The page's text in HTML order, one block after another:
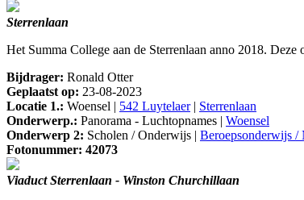
Sterrenlaan
Het Summa College aan de Sterrenlaan anno 2018.
Bijdrager: Ronald Otter
Geplaatst op: 23-08-2023
Locatie 1.: Woensel | 542 Luytelaer| Sterrenlaan
Onderwerp.: Panorama - Luchtopnames | Woensel
Onderwerp 2: Scholen / Onderwijs | Beroepsonderwijs /
Fotonummer: 42073
Viaduct Sterrenlaan - Winston Churchillaan